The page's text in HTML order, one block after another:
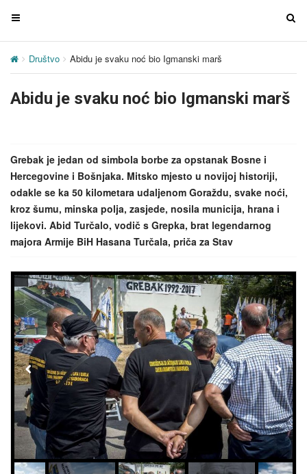
T
g
e
i
g
a
t
i
o
T
e
a
Društvo Abidu je svaku noć bio Igmanski marš
Abidu je svaku noć bio Igmanski marš
Grebak je jedan od simbola borbe za opstanak Bosne i
Hercegovine i Bošnjaka. Mitsko mjesto u novijoj historiji,
odakle se ka 50 kilometara udaljenom Goraždu, svake noći,
kroz šumu, minska polja, zasjede, nosila municija, hrana i
lijekovi. Abid Turčalo, vodič s Grepka, brat legendarnog
majora Armije BiH Hasana Turčala, priča za Stav